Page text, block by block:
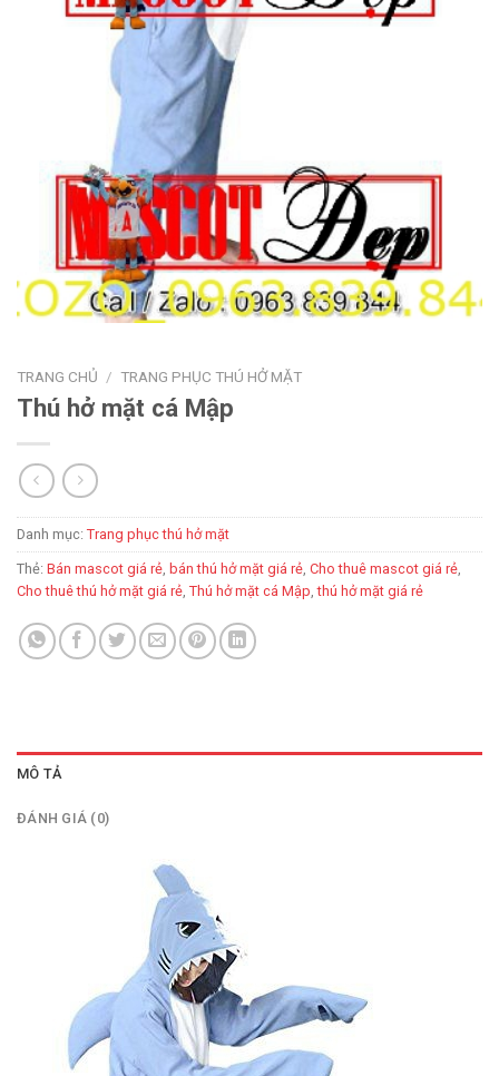
TRANG CHỦ / TRANG PHỤC THÚ HỞ MẶT
Thú hở mặt cá Mập
Danh mục: Trang phục thú hở mặt
Thẻ: Bán mascot giá rẻ, bán thú hở mặt giá rẻ, Cho thuê mascot giá rẻ,
Cho thuê thú hở mặt giá rẻ, Thú hở mặt cá Mập,thú hở mặt giá rẻ
MÔ TẢ
ĐÁNH GIÁ (0)